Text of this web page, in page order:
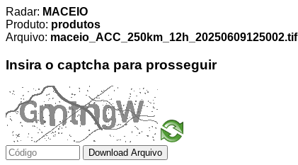
Radar: MACEIO
Produto: produtos
Arquivo: maceio_ACC_250km_12h_20250609125002.tif
Insira o captcha para prosseguir